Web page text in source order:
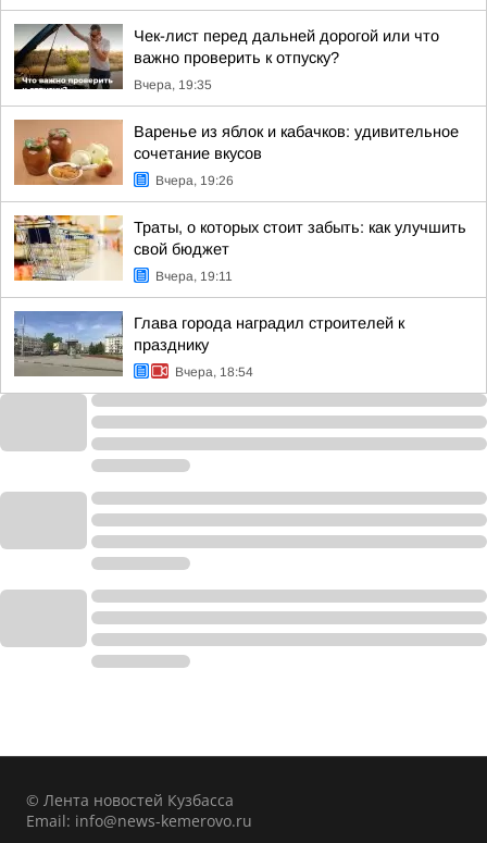
Чек-лист перед дальней дорогой или что
важно проверить к отпуску?
Вчера, 19:35
Варенье из яблок и кабачков: удивительное
сочетание вкусов
Вчера, 19:26
Траты, о которых стоит забыть: как улучшить
свой бюджет
Вчера, 19:11
Глава города наградил строителей к
празднику
Вчера, 18:54
© Лента новостей Кузбасса
Email: info@news-kemerovo.ru